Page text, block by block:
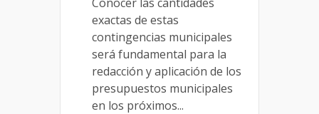
exactas de estas
contingencias municipales
será fundamental para la
redacción y aplicación de los
presupuestos municipales
en los próximos...